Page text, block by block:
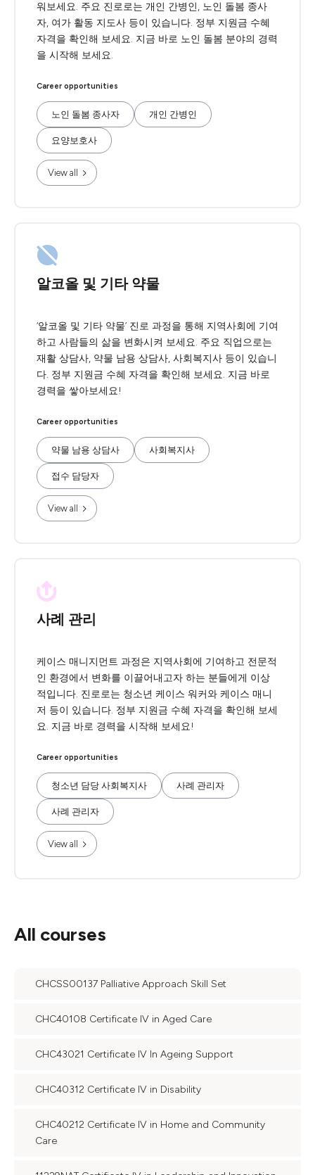
워보세요. 주요 진로로는 개인 간병인, 노인 돌봄 종사
자, 여가 활동 지도사 등이 있습니다. 정부 지원금 수혜
자격을 확인해 보세요. 지금 바로 노인 돌봄 분야의 경력
을 시작해 보세요.
Career opportunities
노인 돌봄 종사자 개인 간병인
요양보호사
View all
알코올 및 기타 약물
‘알코올 및 기타 약물’ 진로 과정을 통해 지역사회에 기여
하고 사람들의 삶을 변화시켜 보세요. 주요 직업으로는
재활 상담사, 약물 남용 상담사, 사회복지사 등이 있습니
다. 정부 지원금 수혜 자격을 확인해 보세요. 지금 바로
경력을 쌓아보세요!
Career opportunities
약물 남용 상담사 사회복지사
접수 담당자
View all
사례 관리
케이스 매니지먼트 과정은 지역사회에 기여하고 전문적
인 환경에서 변화를 이끌어내고자 하는 분들에게 이상
적입니다. 진로로는 청소년 케이스 워커와 케이스 매니
저 등이 있습니다. 정부 지원금 수혜 자격을 확인해 보세
요. 지금 바로 경력을 시작해 보세요!
Career opportunities
청소년 담당 사회복지사 사례 관리자
사례 관리자
View all
All courses
CHCSS00137 Palliative Approach Skill Set
CHC40108 Certificate IV in Aged Care
CHC43021 Certificate IV In Ageing Support
CHC40312 Certificate IV in Disability
CHC40212 Certificate IV in Home and Community
Care